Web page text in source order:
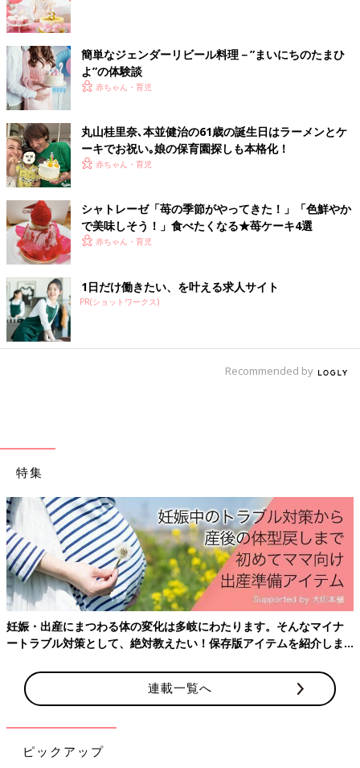
を塗る（ナッペする）。
④チョコやアラザンなどを飾る。
⑥ケーキの大きさに合わせて印刷した子どもの写真をラミネート
加工して切り抜き、下半身が埋まるようにさしたら完成。
一つ一つの工程はそんなに難しくなさそう。わが子のファースト
バースデーのためなら、初挑戦してみたいですよね。
バラが咲きみだれる♪花柄ドレスケーキ
バラ柄のドレスケーキのつくりかた
ドレスケーキの土台のつくりかた
①小さめのボウルにラップを敷いてスポンジ、泡立てた生クリー
ム、いちごの順に重ねる。
②①を冷蔵庫で30分ほどねかせる。
③②を取り出し、お皿にひっくり返してドーム型のケーキにす
る。
⑤子どもの写真を体の形に沿って切り、裏面に割り箸をテープで
バラのつくりかた
①市販のホワイトチョコレート（2箱）を湯煎で溶かす。
②水大さじ1と水あめ30gをカップに入れ、レンジで30秒ほど温
める。
③①の中に②を少しずつ混ぜ、粘土くらいの硬さになるまで練
る。（柔らかい場合は水あめを足す。）
④③をひとまとめにしてラップで包み、冷蔵庫で3時間ほどねか
せる。
⑤④を冷蔵庫から取り出し、つくりたい色の数に分ける。
（Tsuru.Yuriさんは6色<白、赤、ピンク、黄色、オレンジ、緑>
⑥⑤に食用着色料を少しずつ加えながら色をつける。
⑦⑥を小さく丸めて指で潰し、花びらを6〜8枚つくり、1枚目の
花びらをくるくると丸め、その周りに花びらをつけてバラのよう
に仕上げたらバラの完成。この作業を繰り返す。できたバラは皿
にのせ、ケーキに接着するときまで冷蔵庫で冷やす。
簡単なジェンダーリビール料理－”まいにちのたまひ
よ”の体験談
赤ちゃん・育児
丸山桂里奈､本並健治の61歳の誕生日はラーメンとケ
ーキでお祝い｡娘の保育園探しも本格化！
赤ちゃん・育児
シャトレーゼ「苺の季節がやってきた！」「色鮮やか
で美味しそう！」食べたくなる★苺ケーキ4選
赤ちゃん・育児
1日だけ働きたい、を叶える求人サイト
PR(ショットワークス)
Recommended by
特集
妊娠・出産にまつわる体の変化は多岐にわたります。そんなマイナ
ートラブル対策として、絶対教えたい！保存版アイテムを紹介しま
連載一覧へ
ピックアップ